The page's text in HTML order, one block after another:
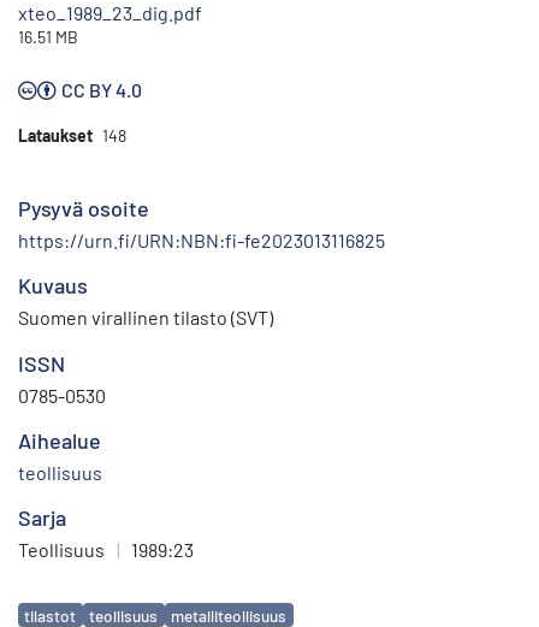
xteo_1989_23_dig.pdf
16.51 MB
CC BY 4.0
Lataukset 148
Pysyvä osoite
https://urn.fi/URN:NBN:fi-fe2023013116825
Kuvaus
Suomen virallinen tilasto (SVT)
ISSN
0785-0530
Aihealue
teollisuus
Sarja
Teollisuus | 1989:23
Avainsanat
tilastot teollisuus metalliteollisuus